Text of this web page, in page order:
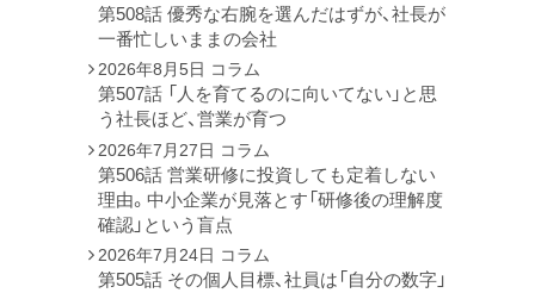
第508話 優秀な右腕を選んだはずが、社長が
一番忙しいままの会社
2026年8月5日 コラム
第507話 「人を育てるのに向いてない」と思
う社長ほど、営業が育つ
2026年7月27日 コラム
第506話 営業研修に投資しても定着しない
理由。中小企業が見落とす「研修後の理解度
確認」という盲点
2026年7月24日 コラム
第505話 その個人目標、社員は「自分の数字」